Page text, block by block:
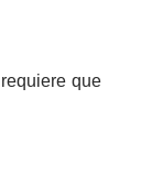
que